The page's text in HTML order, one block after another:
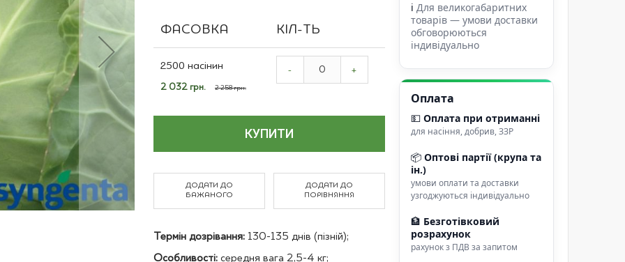
product
ФАСОВКА КІЛ-ТЬ
2500 насінин
Спеціальна
2 032 грн. 2 258 грн.
- +
КУПИТИ
ДОДАТИ ДО
БАЖАНОГО
ДОДАТИ ДО
ПОРІВНЯННЯ
Термін дозрівання:130-135 днів (пізній);
Особливості:середня вага 2,5-4 кг;
ℹДля великогабаритних
товарів — умови доставки
обговорюються
індивідуально
Оплата
💵Оплата при отриманні
для насіння, добрив, ЗЗР
📦Оптові партії (крупа та
ін.)
умови оплати та доставки
узгоджуються індивідуально
🏦 Безготівковий
розрахунок
рахунок з ПДВ за запитом